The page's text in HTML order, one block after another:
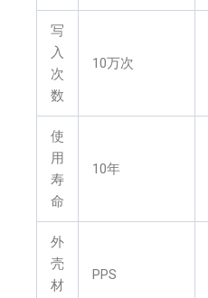
写
入
次
数
10万次
使
用
寿
命
10年
外
壳
材
PPS